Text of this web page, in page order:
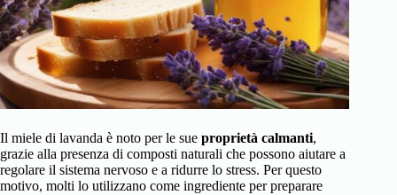
Il miele di lavanda è noto per le sue proprietà calmanti,
grazie alla presenza di composti naturali che possono aiutare a
regolare il sistema nervoso e a ridurre lo stress. Per questo
motivo, molti lo utilizzano come ingrediente per preparare